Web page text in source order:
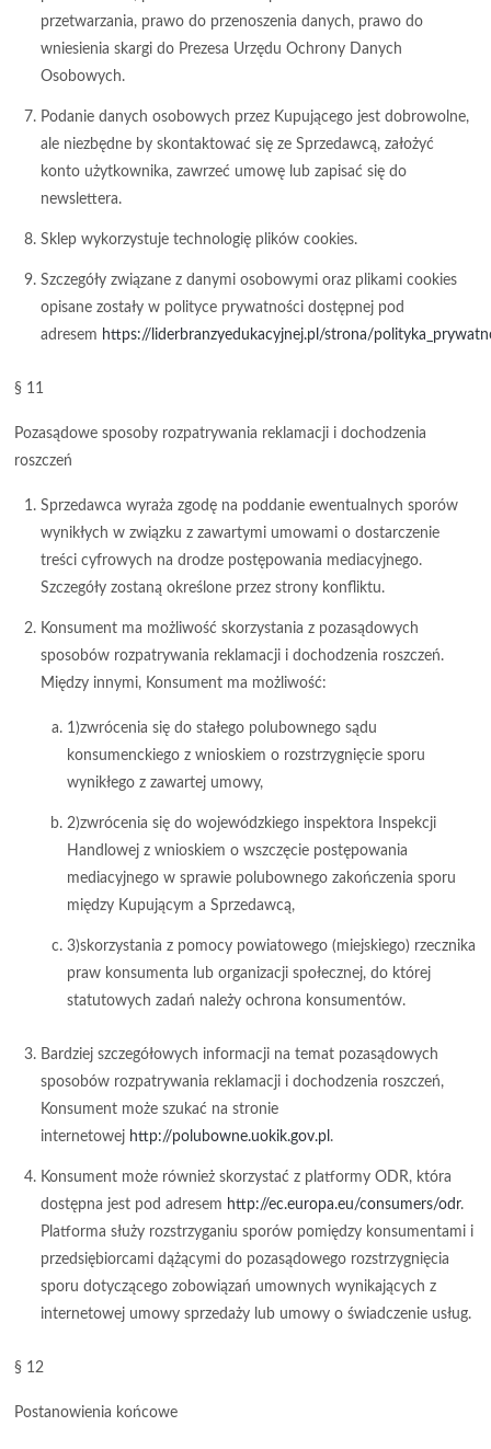
przetwarzania, prawo do przenoszenia danych, prawo do
wniesienia skargi do Prezesa Urzędu Ochrony Danych
Osobowych.
Podanie danych osobowych przez Kupującego jest dobrowolne,
ale niezbędne by skontaktować się ze Sprzedawcą, założyć
konto użytkownika, zawrzeć umowę lub zapisać się do
newslettera.
Sklep wykorzystuje technologię plików cookies.
Szczegóły związane z danymi osobowymi oraz plikami cookies
opisane zostały w polityce prywatności dostępnej pod
adresem https://liderbranzyedukacyjnej.pl/strona/
§ 11
Pozasądowe sposoby rozpatrywania reklamacji i dochodzenia
roszczeń
Sprzedawca wyraża zgodę na poddanie ewentualnych sporów
wynikłych w związku z zawartymi umowami o dostarczenie
treści cyfrowych na drodze postępowania mediacyjnego.
Szczegóły zostaną określone przez strony konfliktu.
Konsument ma możliwość skorzystania z pozasądowych
sposobów rozpatrywania reklamacji i dochodzenia roszczeń.
Między innymi, Konsument ma możliwość:
1)zwrócenia się do stałego polubownego sądu
konsumenckiego z wnioskiem o rozstrzygnięcie sporu
wynikłego z zawartej umowy,
2)zwrócenia się do wojewódzkiego inspektora Inspekcji
Handlowej z wnioskiem o wszczęcie postępowania
mediacyjnego w sprawie polubownego zakończenia sporu
między Kupującym a Sprzedawcą,
3)skorzystania z pomocy powiatowego (miejskiego) rzecznika
praw konsumenta lub organizacji społecznej, do której
statutowych zadań należy ochrona konsumentów.
Bardziej szczegółowych informacji na temat pozasądowych
sposobów rozpatrywania reklamacji i dochodzenia roszczeń,
Konsument może szukać na stronie
internetowej http://polubowne.uokik.gov.pl .
Konsument może również skorzystać z platformy ODR, która
dostępna jest pod adresem http://ec.europa.eu/consumers/odr.
Platforma służy rozstrzyganiu sporów pomiędzy konsumentami i
przedsiębiorcami dążącymi do pozasądowego rozstrzygnięcia
sporu dotyczącego zobowiązań umownych wynikających z
internetowej umowy sprzedaży lub umowy o świadczenie usług.
§ 12
Postanowienia końcowe